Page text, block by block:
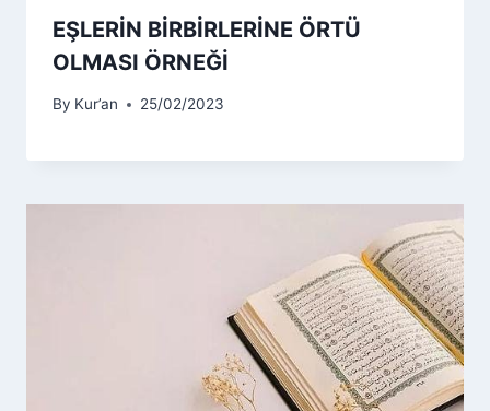
EŞLERİN BİRBİRLERİNE ÖRTÜ
OLMASI ÖRNEĞİ
By Kur’an 25/02/2023